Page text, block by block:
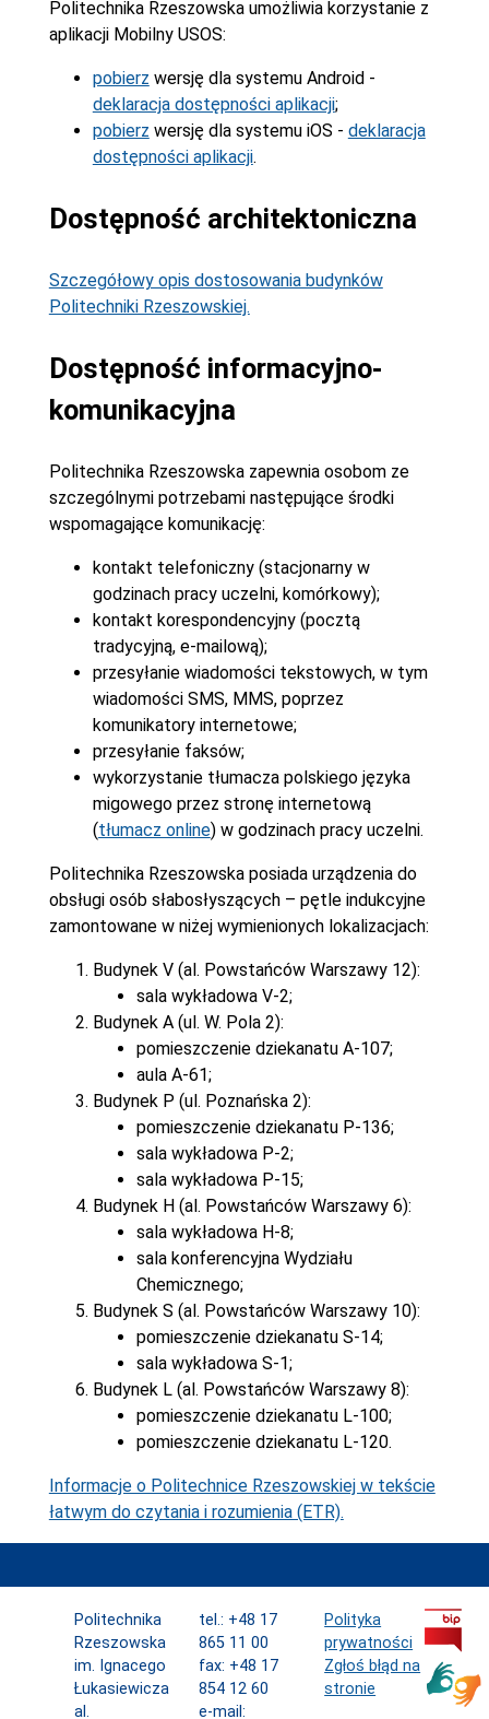
Politechnika Rzeszowska umożliwia korzystanie z
aplikacji Mobilny USOS:
pobierz wersję dla systemu Android -
deklaracja dostępności aplikacji;
pobierz wersję dla systemu iOS - deklaracja
dostępności aplikacji.
Dostępność architektoniczna
Szczegółowy opis dostosowania budynków
Politechniki Rzeszowskiej.
Dostępność informacyjno-
komunikacyjna
Politechnika Rzeszowska zapewnia osobom ze
szczególnymi potrzebami następujące środki
wspomagające komunikację:
kontakt telefoniczny (stacjonarny w
godzinach pracy uczelni, komórkowy);
kontakt korespondencyjny (pocztą
tradycyjną, e-mailową);
przesyłanie wiadomości tekstowych, w tym
wiadomości SMS, MMS, poprzez
komunikatory internetowe;
przesyłanie faksów;
wykorzystanie tłumacza polskiego języka
migowego przez stronę internetową
(tłumacz online) w godzinach pracy uczelni.
Politechnika Rzeszowska posiada urządzenia do
obsługi osób słabosłyszących – pętle indukcyjne
zamontowane w niżej wymienionych lokalizacjach:
Budynek V (al. Powstańców Warszawy 12):
sala wykładowa V-2;
Budynek A (ul. W. Pola 2):
pomieszczenie dziekanatu A-107;
aula A-61;
Budynek P (ul. Poznańska 2):
pomieszczenie dziekanatu P-136;
sala wykładowa P-2;
sala wykładowa P-15;
Budynek H (al. Powstańców Warszawy 6):
sala wykładowa H-8;
sala konferencyjna Wydziału
Chemicznego;
Budynek S (al. Powstańców Warszawy 10):
pomieszczenie dziekanatu S-14;
sala wykładowa S-1;
Budynek L (al. Powstańców Warszawy 8):
pomieszczenie dziekanatu L-100;
pomieszczenie dziekanatu L-120.
Informacje o Politechnice Rzeszowskiej w tekście
łatwym do czytania i rozumienia (ETR).
Politechnika
Rzeszowska
im. Ignacego
Łukasiewicza
al.
tel.: +48 17
865 11 00
fax: +48 17
854 12 60
e-mail:
Polityka
prywatności
Zgłoś błąd na
stronie